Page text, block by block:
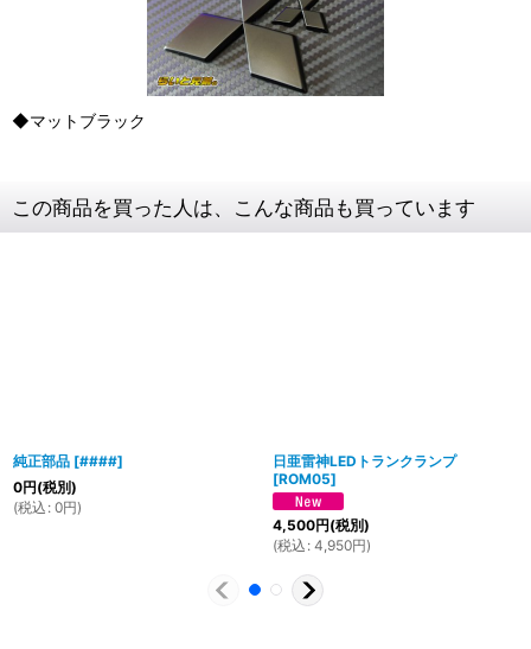
◆マットブラック
この商品を買った人は、こんな商品も買っています
純正部品 [####]
0円(税別)
(税込 : 0円)
日亜雷神LEDトランクランプ
[ROM05]
4,500円(税別)
(税込 : 4,950円)